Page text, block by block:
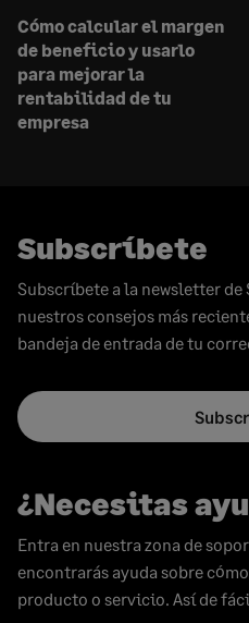
Cómo calcular el margen
de beneficio y usarlo
para mejorar la
rentabilidad de tu
empresa
Subscríbete
Subscríbete a la newsletter de
nuestros consejos más
bandeja de entrada de tu
¿Necesitas
Entra en nuestra zona de
encontrarás ayuda sobre
producto o servicio. Así de